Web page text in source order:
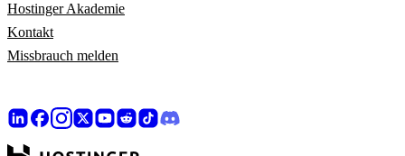
Hostinger Akademie
Kontakt
Missbrauch melden